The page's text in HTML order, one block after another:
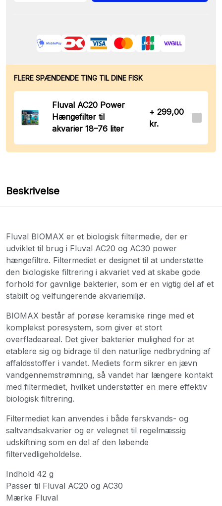
FLERE SPÆNDENDE TING TIL DINE FISK
Fluval AC20 Power
Hængefilter til
akvarier 18–76 liter
+ 299,00
kr.
Beskrivelse
Fluval BIOMAX er et biologisk filtermedie, der er
udviklet til brug i Fluval AC20 og AC30 power
hængefiltre. Filtermediet er designet til at understøtte
den biologiske filtrering i akvariet ved at skabe gode
forhold for gavnlige bakterier, som er en vigtig del af et
stabilt og velfungerende akvariemiljø.
BIOMAX består af porøse keramiske ringe med et
komplekst poresystem, som giver et stort
overfladeareal. Det giver bakterier mulighed for at
etablere sig og bidrage til den naturlige nedbrydning af
affaldsstoffer i vandet. Mediets form sikrer en jævn
vandgennemstrømning, så vandet har længere kontakt
med filtermediet, hvilket understøtter en mere effektiv
biologisk filtrering.
Filtermediet kan anvendes i både ferskvands- og
saltvandsakvarier og er velegnet til regelmæssig
udskiftning som en del af den løbende
filtervedligeholdelse.
Indhold 42 g
Passer til Fluval AC20 og AC30
Mærke Fluval